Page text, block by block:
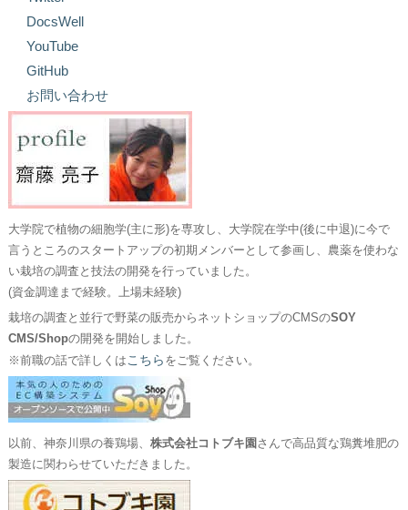
DocsWell
YouTube
GitHub
お問い合わせ
大学院で植物の細胞学(主に形)を専攻し、大学院在学中(後に中退)に今で
言うところのスタートアップの初期メンバーとして参画し、農薬を使わな
い栽培の調査と技法の開発を行っていました。
(資金調達まで経験。上場未経験)
栽培の調査と並行で野菜の販売からネットショップのCMSのSOY
CMS/Shopの開発を開始しました。
※前職の話で詳しくは こちら をご覧ください。
以前、神奈川県の養鶏場、 株式会社コトブキ園 さんで高品質な鶏糞堆肥の
製造に関わらせていただきました。